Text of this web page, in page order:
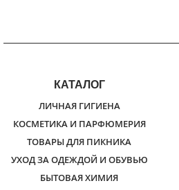
КАТАЛОГ
ЛИЧНАЯ ГИГИЕНА
КОСМЕТИКА И ПАРФЮМЕРИЯ
ТОВАРЫ ДЛЯ ПИКНИКА
УХОД ЗА ОДЕЖДОЙ И ОБУВЬЮ
БЫТОВАЯ ХИМИЯ